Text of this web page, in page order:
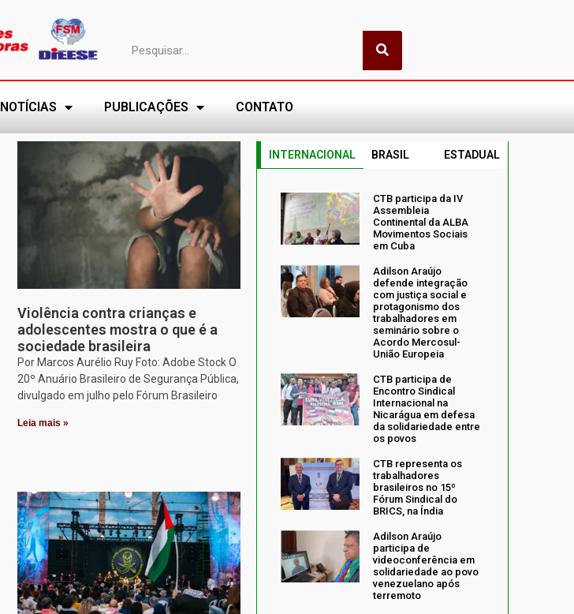
NOTÍCIAS PUBLICAÇÕES CONTATO
Violência contra crianças e
adolescentes mostra o que é a
sociedade brasileira
Por Marcos Aurélio Ruy Foto: Adobe Stock O
20º Anuário Brasileiro de Segurança Pública,
divulgado em julho pelo Fórum Brasileiro
Leia mais »
INTERNACIONAL BRASIL ESTADUAL
CTB participa da IV
Assembleia
Continental da ALBA
Movimentos Sociais
em Cuba
Adilson Araújo
defende integração
com justiça social e
protagonismo dos
trabalhadores em
seminário sobre o
Acordo Mercosul-
União Europeia
CTB participa de
Encontro Sindical
Internacional na
Nicarágua em defesa
da solidariedade entre
os povos
CTB representa os
trabalhadores
brasileiros no 15º
Fórum Sindical do
BRICS, na Índia
Adilson Araújo
participa de
videoconferência em
solidariedade ao povo
venezuelano após
terremoto